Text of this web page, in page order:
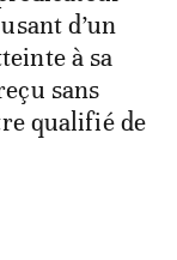
d’un
à sa
sans
qualifié de